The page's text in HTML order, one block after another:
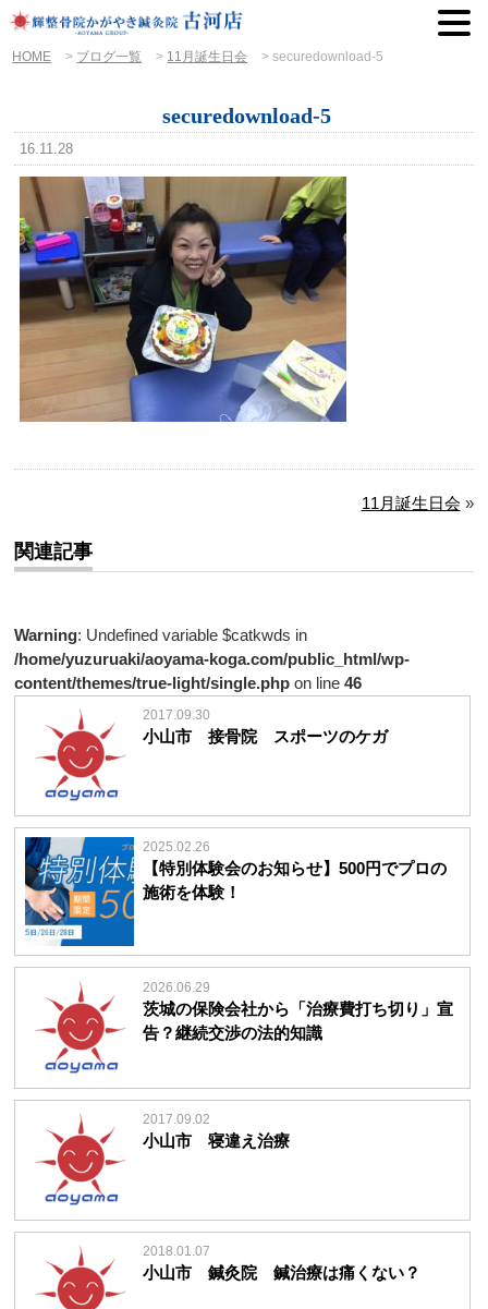
HOME > ブログ一覧 > 11月誕生日会 >securedownload-5
securedownload-5
16.11.28
11月誕生日会 »
関連記事
Warning: Undefined variable $catkwds in
/home/yuzuruaki/aoyama-koga.com/public_html/wp-
content/themes/true-light/single.php on line46
2017.09.30
小山市 接骨院 スポーツのケガ
2025.02.26
【特別体験会のお知らせ】500円でプロの
施術を体験！
2026.06.29
茨城の保険会社から「治療費打ち切り」宣
告？継続交渉の法的知識
2017.09.02
小山市 寝違え治療
2018.01.07
小山市 鍼灸院 鍼治療は痛くない？